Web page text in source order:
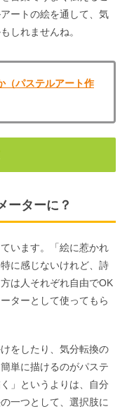
ートの絵を通して、気
しれませんね。
（パステルアート作
ーターに？
います。「絵に惹かれ
に感じないけれど、詩
は人それぞれ自由でOK
ターとして使ってもら
をしたり、気分転換の
単に描けるのがパステ
」というよりは、自分
一つとして、選択肢に